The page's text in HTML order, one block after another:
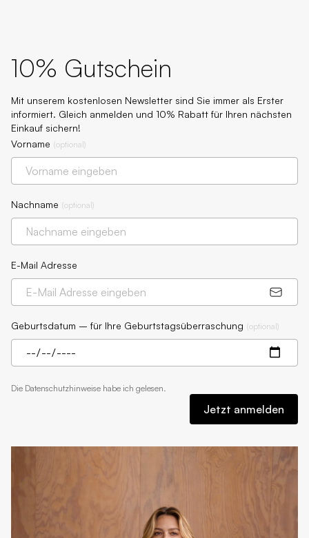
10% Gutschein
Mit unserem kostenlosen Newsletter sind Sie immer als Erster
informiert. Gleich anmelden und 10% Rabatt für Ihren nächsten
Einkauf sichern!
Vorname (optional)
Nachname (optional)
E-Mail Adresse
Geburtsdatum – für Ihre Geburtstagsüberraschung (optional)
Die Datenschutzhinweise habe ich gelesen.
Jetzt anmelden